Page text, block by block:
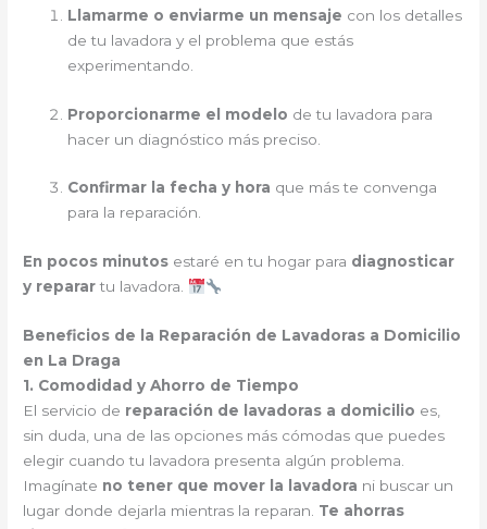
Llamarme o enviarme un mensaje con los detalles
de tu lavadora y el problema que estás
experimentando.
Proporcionarme el modelo de tu lavadora para
hacer un diagnóstico más preciso.
Confirmar la fecha y hora que más te convenga
para la reparación.
En pocos minutos estaré en tu hogar para diagnosticar
y reparartu lavadora.
Beneficios de la Reparación de Lavadoras a Domicilio
en La Draga
1. Comodidad y Ahorro de Tiempo
El servicio de reparación de lavadoras a domicilio es,
sin duda, una de las opciones más cómodas que puedes
elegir cuando tu lavadora presenta algún problema.
Imagínate no tener que mover la lavadora ni buscar un
lugar donde dejarla mientras la reparan. Te ahorras